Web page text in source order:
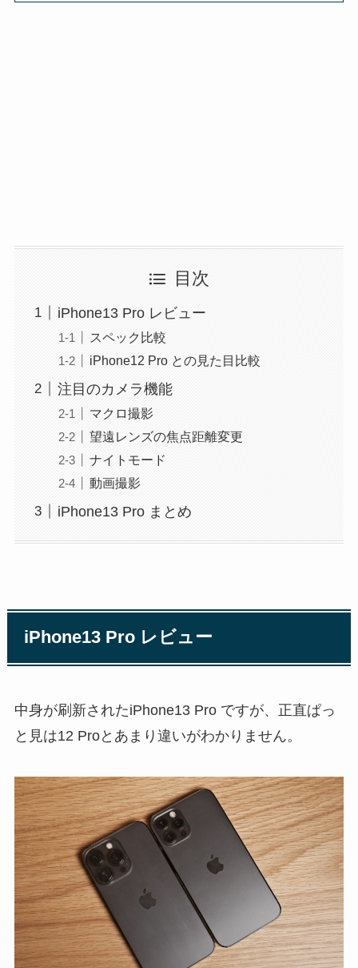
目次
iPhone13 Pro レビュー
スペック比較
iPhone12 Pro との見た目比較
注目のカメラ機能
マクロ撮影
望遠レンズの焦点距離変更
ナイトモード
動画撮影
iPhone13 Pro まとめ
iPhone13 Pro レビュー
中身が刷新されたiPhone13 Pro ですが、正直ぱっ
と見は12 Proとあまり違いがわかりません。